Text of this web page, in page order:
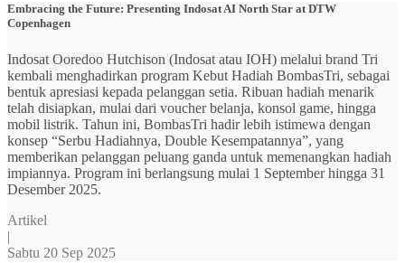
Embracing the Future: Presenting Indosat AI North Star at DTW
Copenhagen
Indosat Ooredoo Hutchison (Indosat atau IOH) melalui brand Tri
kembali menghadirkan program Kebut Hadiah BombasTri, sebagai
bentuk apresiasi kepada pelanggan setia. Ribuan hadiah menarik
telah disiapkan, mulai dari voucher belanja, konsol game, hingga
mobil listrik. Tahun ini, BombasTri hadir lebih istimewa dengan
konsep “Serbu Hadiahnya, Double Kesempatannya”, yang
memberikan pelanggan peluang ganda untuk memenangkan hadiah
impiannya. Program ini berlangsung mulai 1 September hingga 31
Desember 2025.
Artikel
|
Sabtu 20 Sep 2025